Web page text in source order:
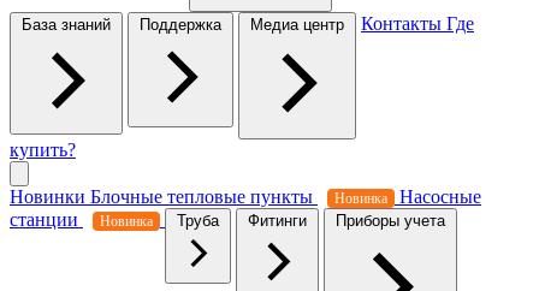
База знаний Поддержка Медиа центр Контакты Где
купить?
Новинки Блочные тепловые пункты Новинка
Насосные
станции
Новинка Труба Фитинги Приборы учета